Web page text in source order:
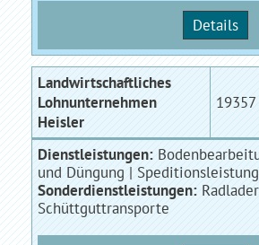
Details
Landwirtschaftliches
Lohnunternehmen
Heisler
19357
Dienstleistungen:
und Düngung |
Sonderdienstleistungen:
Schüttguttransporte